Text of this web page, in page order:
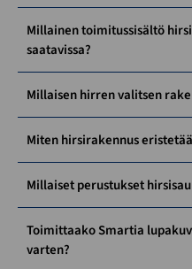
Millainen toimitussisältö
saatavissa?
Millaisen hirren valitsen
Miten hirsirakennus
Millaiset perustukset
Toimittaako Smartia
varten?